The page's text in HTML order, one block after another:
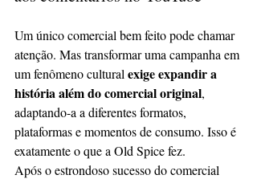
Um único comercial bem feito pode chamar
atenção. Mas transformar uma campanha em
um fenômeno cultural exige expandir a
história além do comercial original,
adaptando-a a diferentes formatos,
plataformas e momentos de consumo. Isso é
exatamente o que a Old Spice fez.
Após o estrondoso sucesso do comercial